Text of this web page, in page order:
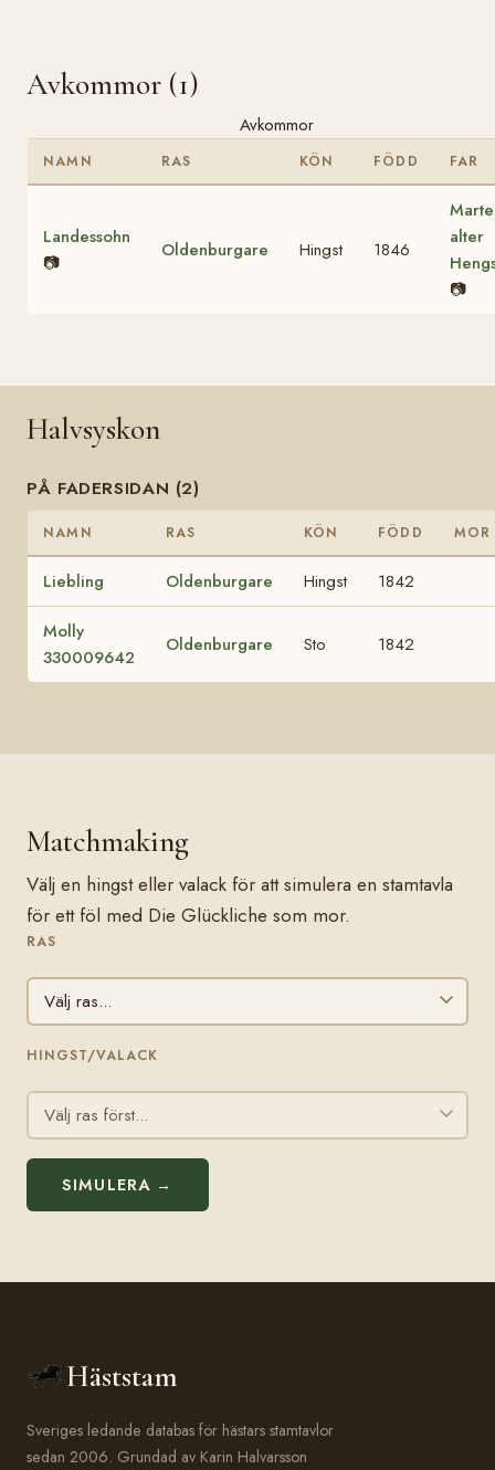
Avkommor (1)
Avkommor
NAMN RAS KÖN FÖDD FAR
Landessohn
📷
Oldenburgare Hingst 1846
alter
📷
Halvsyskon
PÅ FADERSIDAN (2)
NAMN RAS KÖN FÖDD MOR
Liebling Oldenburgare Hingst 1842
Molly
330009642
Oldenburgare Sto 1842
Matchmaking
Välj en hingst eller valack för att simulera en stamtavla
för ett föl med Die Glückliche som mor.
RAS
HINGST/VALACK
SIMULERA →
Häststam
Sveriges ledande databas för hästars stamtavlor
sedan 2006. Grundad av Karin Halvarsson